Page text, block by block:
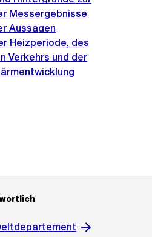
Messergebnisse
Aussagen
Heizperiode, des
Verkehrs und der